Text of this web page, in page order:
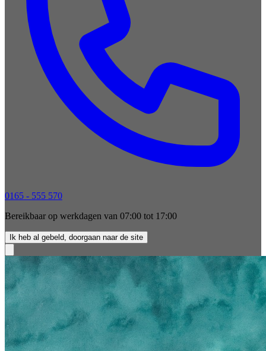
0165 - 555 570
Bereikbaar op werkdagen van 07:00 tot 17:00
Ik heb al gebeld, doorgaan naar de site